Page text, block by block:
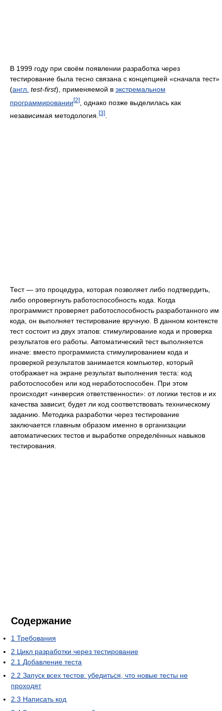
В 1999 году при своём появлении разработка через
тестирование была тесно связана с концепцией «сначала тест»
(англ. test-first), применяемой в экстремальном
программировании[2]
, однако позже выделилась как
независимая методология. [3]
Тест — это процедура, которая позволяет либо подтвердить,
либо опровергнуть работоспособность кода. Когда
программист проверяет работоспособность разработанного им
кода, он выполняет тестирование вручную. В данном контексте
тест состоит из двух этапов: стимулирование кода и проверка
результатов его работы. Автоматический тест выполняется
иначе: вместо программиста стимулированием кода и
проверкой результатов занимается компьютер, который
отображает на экране результат выполнения теста: код
работоспособен или код неработоспособен. При этом
происходит «инверсия ответственности»: от логики тестов и их
качества зависит, будет ли код соответствовать техническому
заданию. Методика разработки через тестирование
заключается главным образом именно в организации
автоматических тестов и выработке определённых навыков
тестирования.
Содержание
1 Требования
2 Цикл разработки через тестирование
2.1 Добавление теста
2.2 Запуск всех тестов: убедиться, что новые тесты не
проходят
2.3 Написать код